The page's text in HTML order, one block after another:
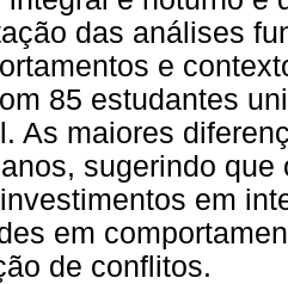
das análises
e
85 estudantes
As maiores
sugerindo
em
em
de conﬂitos.